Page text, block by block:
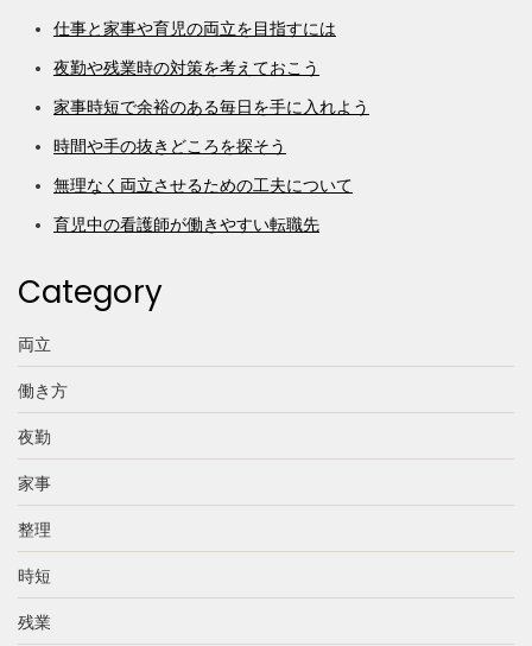
仕事と家事や育児の両立を目指すには
夜勤や残業時の対策を考えておこう
家事時短で余裕のある毎日を手に入れよう
時間や手の抜きどころを探そう
無理なく両立させるための工夫について
育児中の看護師が働きやすい転職先
Category
両立
働き方
夜勤
家事
整理
時短
残業